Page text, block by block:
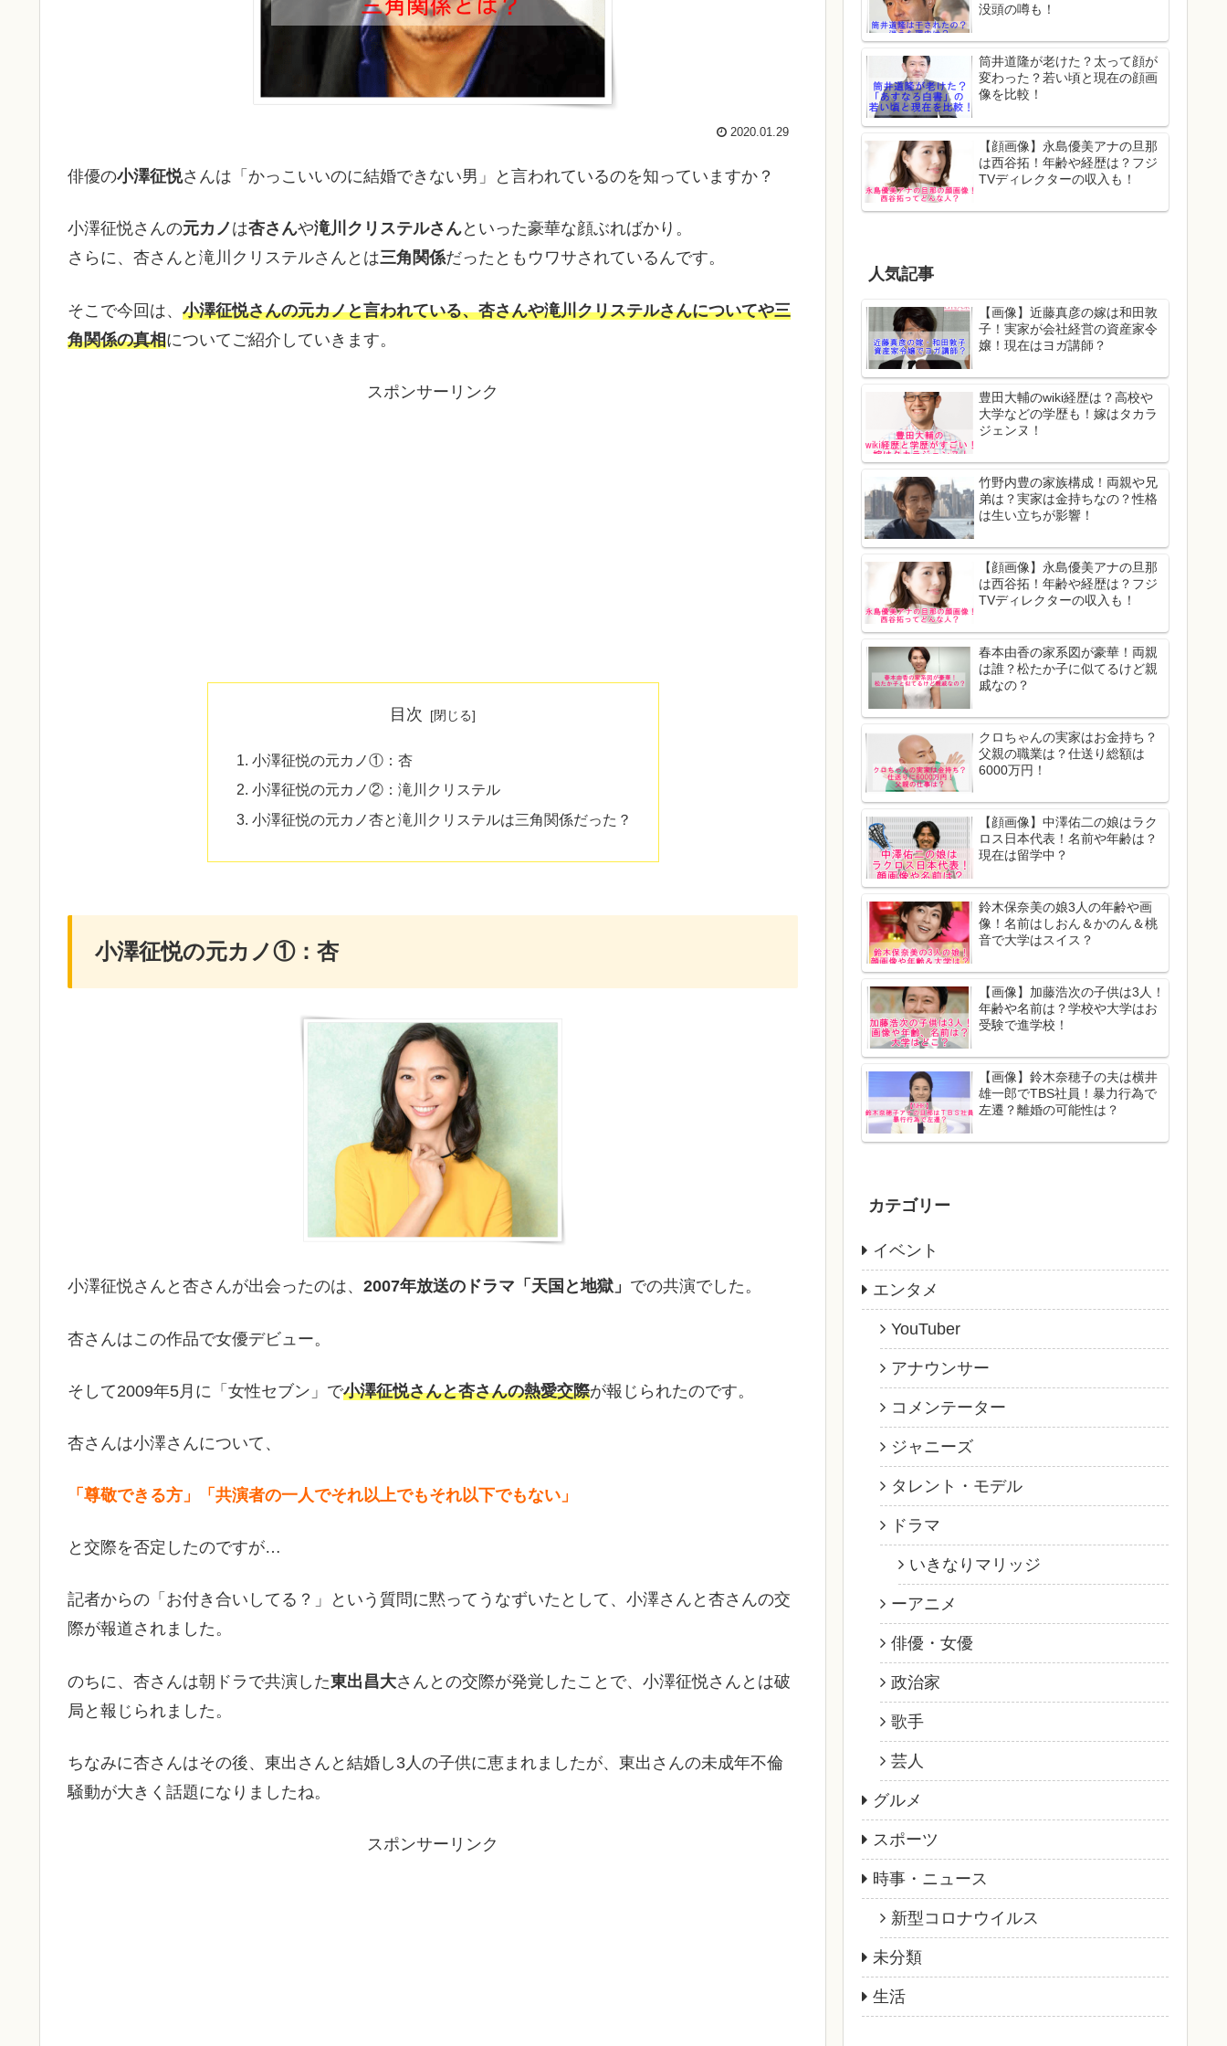
2020.01.29
俳優の小澤征悦さんは「かっこいいのに結婚できない男」と言われているのを知っていますか？
小澤征悦さんの元カノ は杏さんや滝川クリステルさんといった豪華な顔ぶればかり。
さらに、杏さんと滝川クリステルさんとは三角関係だったともウワサされているんです。
そこで今回は、 小澤征悦さんの元カノと言われている、杏さんや滝川クリステルさんについてや三
角関係の真相についてご紹介していきます。
スポンサーリンク
目次
小澤征悦の元カノ①：杏
小澤征悦の元カノ②：滝川クリステル
小澤征悦の元カノ杏と滝川クリステルは三角関係だった？
小澤征悦の元カノ①：杏
小澤征悦さんと杏さんが出会ったのは、 2007年放送のドラマ「天国と地獄」 での共演でした。
杏さんはこの作品で女優デビュー。
そして2009年5月に「女性セブン」で小澤征悦さんと杏さんの熱愛交際が報じられたのです。
杏さんは小澤さんについて、
「尊敬できる方」「共演者の一人でそれ以上でもそれ以下でもない」
と交際を否定したのですが…
記者からの「お付き合いしてる？」という質問に黙ってうなずいたとして、小澤さんと杏さんの交
際が報道されました。
のちに、杏さんは朝ドラで共演した東出昌大さんとの交際が発覚したことで、小澤征悦さんとは破
局と報じられました。
ちなみに杏さんはその後、東出さんと結婚し3人の子供に恵まれましたが、東出さんの未成年不倫
騒動が大きく話題になりましたね。
スポンサーリンク
没頭の噂も！
筒井道隆が老けた？太って顔が
変わった？若い頃と現在の顔画
像を比較！
【顔画像】永島優美アナの旦那
は西谷拓！年齢や経歴は？フジ
TVディレクターの収入も！
人気記事
【画像】近藤真彦の嫁は和田敦
子！実家が会社経営の資産家令
嬢！現在はヨガ講師？
豊田大輔のwiki経歴は？高校や
大学などの学歴も！嫁はタカラ
ジェンヌ！
竹野内豊の家族構成！両親や兄
弟は？実家は金持ちなの？性格
は生い立ちが影響！
【顔画像】永島優美アナの旦那
は西谷拓！年齢や経歴は？フジ
TVディレクターの収入も！
春本由香の家系図が豪華！両親
は誰？松たか子に似てるけど親
戚なの？
クロちゃんの実家はお金持ち？
父親の職業は？仕送り総額は
6000万円！
【顔画像】中澤佑二の娘はラク
ロス日本代表！名前や年齢は？
現在は留学中？
鈴木保奈美の娘3人の年齢や画
像！名前はしおん＆かのん＆桃
音で大学はスイス？
【画像】加藤浩次の子供は3人！
年齢や名前は？学校や大学はお
受験で進学校！
【画像】鈴木奈穂子の夫は横井
雄一郎でTBS社員！暴力行為で
左遷？離婚の可能性は？
カテゴリー
イベント
エンタメ
YouTuber
アナウンサー
コメンテーター
ジャニーズ
タレント・モデル
ドラマ
いきなりマリッジ
ーアニメ
俳優・女優
政治家
歌手
芸人
グルメ
スポーツ
時事・ニュース
新型コロナウイルス
未分類
生活